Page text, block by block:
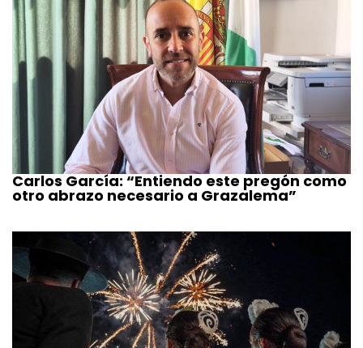
Carlos García: “Entiendo este pregón como
otro abrazo necesario a Grazalema”